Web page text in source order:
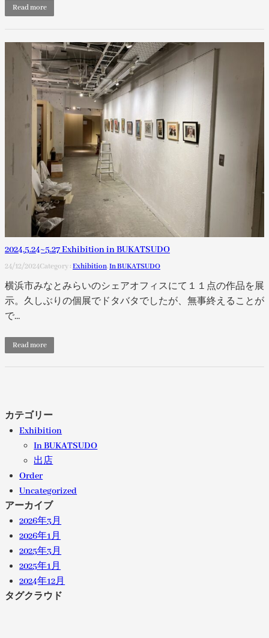
Read more
2024.5.24~5.27 Exhibition in BUKATSUDO
24/12/2024Category : Exhibition, In BUKATSUDO
横浜市みなとみらいのシェアオフィスにて１１点の作品を展
示。久しぶりの個展でドタバタでしたが、無事終えることが
で…
Read more
カテゴリー
Exhibition
In BUKATSUDO
出店
Order
Uncategorized
アーカイブ
2026年3月
2026年1月
2025年3月
2025年1月
2024年12月
タグクラウド